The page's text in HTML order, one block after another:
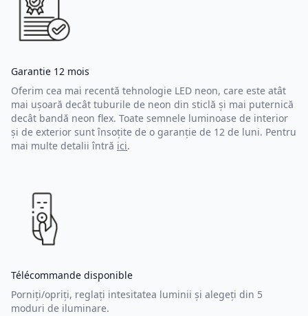
Garantie 12 mois
Oferim cea mai recentă tehnologie LED neon, care este atât
mai ușoară decât tuburile de neon din sticlă și mai puternică
decât bandă neon flex. Toate semnele luminoase de interior
și de exterior sunt însoțite de o garanție de 12 de luni. Pentru
mai multe detalii întră ici.
Télécommande disponible
Porniți/opriți, reglați intesitatea luminii și alegeți din 5
moduri de iluminare.